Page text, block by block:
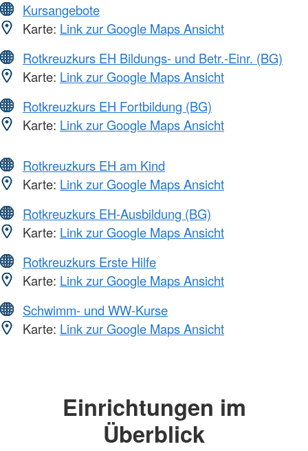
Kursangebote
Karte: Link zur Google Maps Ansicht
Rotkreuzkurs EH Bildungs- und Betr.-Einr. (BG)
Karte: Link zur Google Maps Ansicht
Rotkreuzkurs EH Fortbildung (BG)
Karte: Link zur Google Maps Ansicht
Rotkreuzkurs EH am Kind
Karte: Link zur Google Maps Ansicht
Rotkreuzkurs EH-Ausbildung (BG)
Karte: Link zur Google Maps Ansicht
Rotkreuzkurs Erste Hilfe
Karte: Link zur Google Maps Ansicht
Schwimm- und WW-Kurse
Karte: Link zur Google Maps Ansicht
Einrichtungen im
Überblick